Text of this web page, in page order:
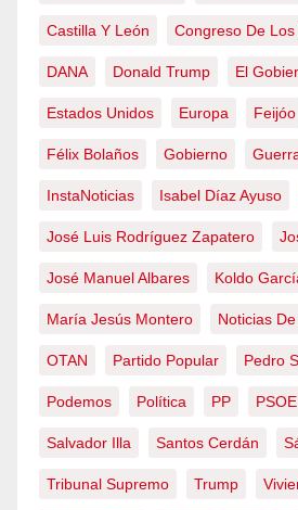
Castilla Y León Congreso De
DANA Donald Trump El
Estados Unidos Europa Feijóo
Félix Bolaños Gobierno
InstaNoticias Isabel Díaz Ayuso
José Luis Rodríguez Zapatero
José Manuel Albares Koldo
María Jesús Montero Noticias
OTAN Partido Popular Pedro
Podemos Política PP PSOE
Salvador Illa Santos Cerdán
Tribunal Supremo Trump